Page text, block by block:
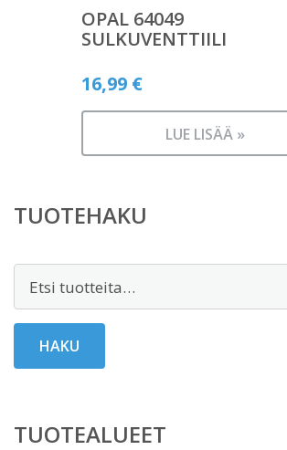
OPAL 64049
SULKUVENTTIILI
16,99 €
LUE LISÄÄ »
TUOTEHAKU
HAKU
TUOTEALUEET